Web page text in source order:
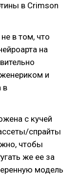
в Crimson
в том, что
на
и
в
с кучей
спрайты
чтобы
же ее за
модель